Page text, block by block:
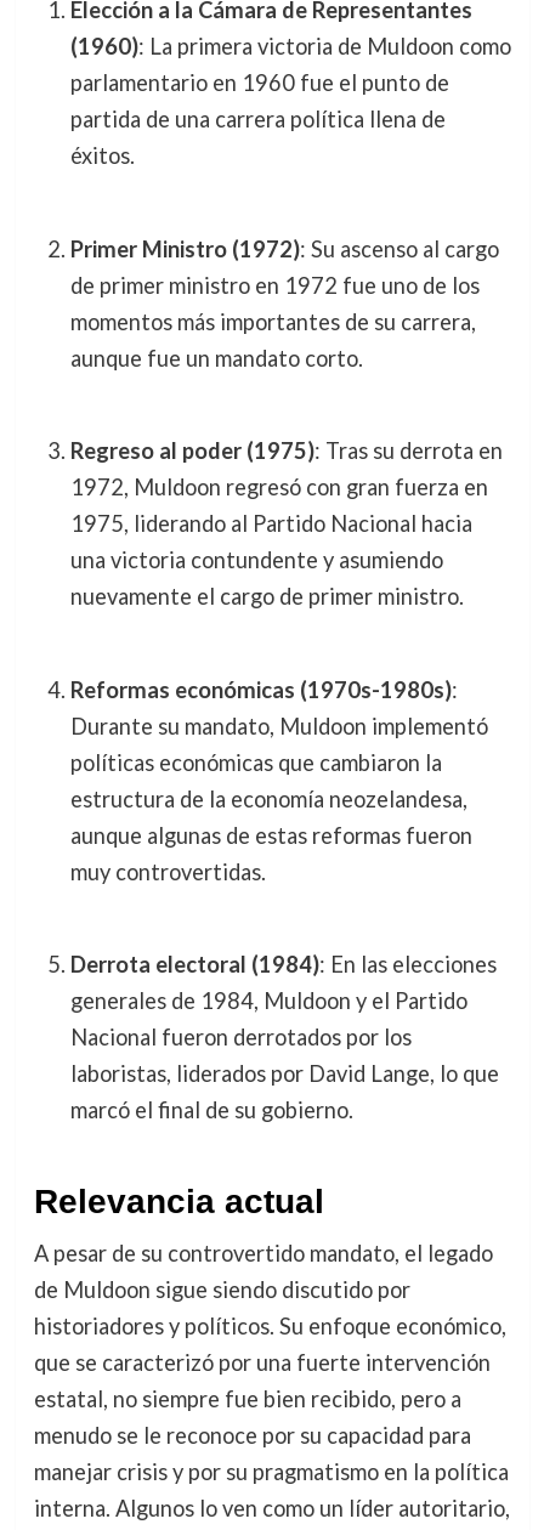
Elección a la Cámara de Representantes
(1960): La primera victoria de Muldoon como
parlamentario en 1960 fue el punto de
partida de una carrera política llena de
éxitos.
Primer Ministro (1972): Su ascenso al cargo
de primer ministro en 1972 fue uno de los
momentos más importantes de su carrera,
aunque fue un mandato corto.
Regreso al poder (1975): Tras su derrota en
1972, Muldoon regresó con gran fuerza en
1975, liderando al Partido Nacional hacia
una victoria contundente y asumiendo
nuevamente el cargo de primer ministro.
Reformas económicas (1970s-1980s):
Durante su mandato, Muldoon implementó
políticas económicas que cambiaron la
estructura de la economía neozelandesa,
aunque algunas de estas reformas fueron
muy controvertidas.
Derrota electoral (1984): En las elecciones
generales de 1984, Muldoon y el Partido
Nacional fueron derrotados por los
laboristas, liderados por David Lange, lo que
marcó el final de su gobierno.
Relevancia actual
A pesar de su controvertido mandato, el legado
de Muldoon sigue siendo discutido por
historiadores y políticos. Su enfoque económico,
que se caracterizó por una fuerte intervención
estatal, no siempre fue bien recibido, pero a
menudo se le reconoce por su capacidad para
manejar crisis y por su pragmatismo en la política
interna. Algunos lo ven como un líder autoritario,